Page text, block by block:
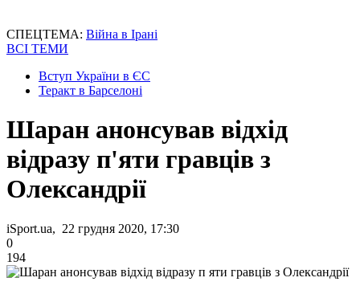
СПЕЦТЕМА: Війна в Ірані
ВСІ ТЕМИ
Вступ України в ЄС
Теракт в Барселоні
Шаран анонсував відхід
відразу п'яти гравців з
Олександрії
iSport.ua, 22 грудня 2020, 17:30
0
194